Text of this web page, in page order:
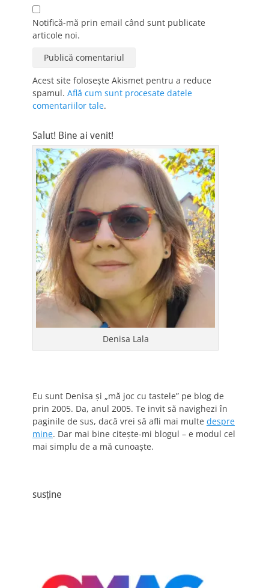
Notifică-mă prin email când sunt publicate
articole noi.
Acest site folosește Akismet pentru a reduce
spamul. Află cum sunt procesate datele
comentariilor tale.
Salut! Bine ai venit!
Denisa Lala
Eu sunt Denisa și „mă joc cu tastele” pe blog de
prin 2005. Da, anul 2005. Te invit să navighezi în
paginile de sus, dacă vrei să afli mai multe despre
mine. Dar mai bine citește-mi blogul – e modul cel
mai simplu de a mă cunoaște.
susține